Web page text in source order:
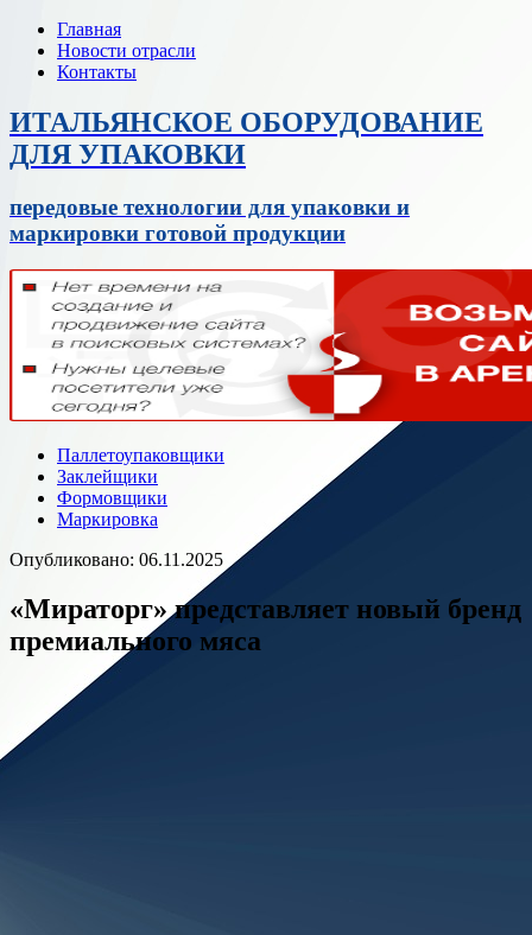
Главная
Новости отрасли
Контакты
ИТАЛЬЯНСКОЕ ОБОРУДОВАНИЕ
ДЛЯ УПАКОВКИ
передовые технологии для упаковки и
маркировки готовой продукции
Паллетоупаковщики
Заклейщики
Формовщики
Маркировка
Опубликовано: 06.11.2025
«Мираторг» представляет новый бренд
премиального мяса